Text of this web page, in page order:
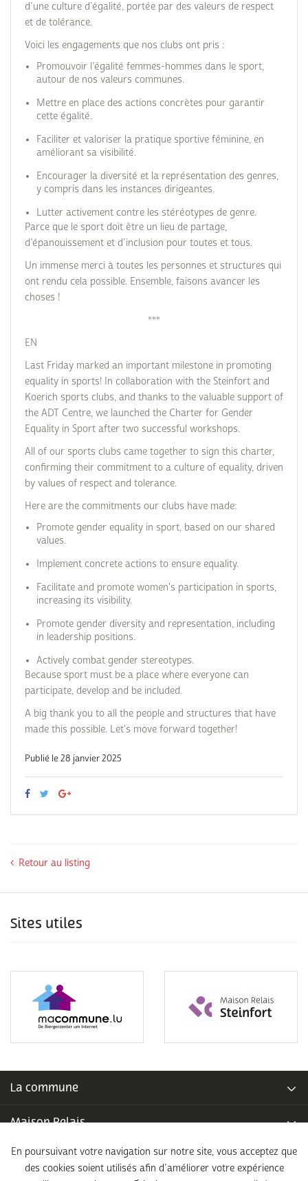
d’une culture d’égalité, portée par des valeurs de respect
et de tolérance.
Voici les engagements que nos clubs ont pris :
Promouvoir l’égalité femmes-hommes dans le sport,
autour de nos valeurs communes.
Mettre en place des actions concrètes pour garantir
cette égalité.
Faciliter et valoriser la pratique sportive féminine, en
améliorant sa visibilité.
Encourager la diversité et la représentation des genres,
y compris dans les instances dirigeantes.
Lutter activement contre les stéréotypes de genre.
Parce que le sport doit être un lieu de partage,
d’épanouissement et d’inclusion pour toutes et tous.
Un immense merci à toutes les personnes et structures qui
ont rendu cela possible. Ensemble, faisons avancer les
choses !
***
EN
Last Friday marked an important milestone in promoting
equality in sports! In collaboration with the Steinfort and
Koerich sports clubs, and thanks to the valuable support of
the ADT Centre, we launched the Charter for Gender
Equality in Sport after two successful workshops.
All of our sports clubs came together to sign this charter,
confirming their commitment to a culture of equality, driven
by values of respect and tolerance.
Here are the commitments our clubs have made:
Promote gender equality in sport, based on our shared
values.
Implement concrete actions to ensure equality.
Facilitate and promote women's participation in sports,
increasing its visibility.
Promote gender diversity and representation, including
in leadership positions.
Actively combat gender stereotypes.
Because sport must be a place where everyone can
participate, develop and be included.
A big thank you to all the people and structures that have
made this possible. Let's move forward together!
Publié le 28 janvier 2025
Retour au listing
Sites utiles
La commune
Maison Relais
Piscine communale
En poursuivant votre navigation sur notre site, vous acceptez que
des cookies soient utilisés afin d’améliorer votre expérience